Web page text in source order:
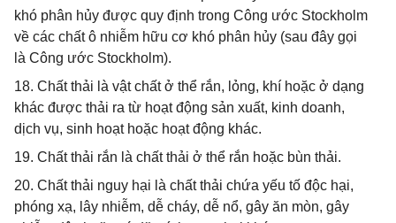
khó phân hủy được quy định trong Công ước Stockholm
về các chất ô nhiễm hữu cơ khó phân hủy (sau đây gọi
là Công ước Stockholm).
18. Chất thải là vật chất ở thể rắn, lỏng, khí hoặc ở dạng
khác được thải ra từ hoạt động sản xuất, kinh doanh,
dịch vụ, sinh hoạt hoặc hoạt động khác.
19. Chất thải rắn là chất thải ở thể rắn hoặc bùn thải.
20. Chất thải nguy hại là chất thải chứa yếu tố độc hại,
phóng xạ, lây nhiễm, dễ cháy, dễ nổ, gây ăn mòn, gây